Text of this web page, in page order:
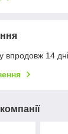
впродовж 14